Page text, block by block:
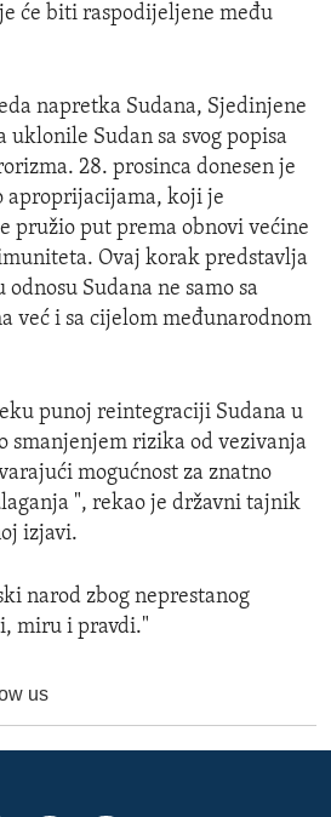
će biti raspodijeljene među
napretka Sudana, Sjedinjene
uklonile Sudan sa svog popisa
28. prosinca donesen je
aproprijacijama, koji je
pružio put prema obnovi većine
Ovaj korak predstavlja
Sudana ne samo sa
već i sa cijelom međunarodnom
punoj reintegraciji Sudana u
smanjenjem rizika od vezivanja
mogućnost za znatno
", rekao je državni tajnik
izjavi.
narod zbog neprestanog
miru i pravdi."
us